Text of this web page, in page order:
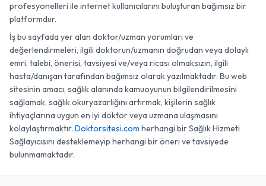
profesyonelleri ile internet kullanıcılarını buluşturan bağımsız bir
platformdur.
İş bu sayfada yer alan doktor/uzman yorumları ve
değerlendirmeleri, ilgili doktorun/uzmanın doğrudan veya dolaylı
emri, talebi, önerisi, tavsiyesi ve/veya ricası olmaksızın, ilgili
hasta/danışan tarafından bağımsız olarak yazılmaktadır. Bu web
sitesinin amacı, sağlık alanında kamuoyunun bilgilendirilmesini
sağlamak, sağlık okuryazarlığını artırmak, kişilerin sağlık
ihtiyaçlarına uygun en iyi doktor veya uzmana ulaşmasını
kolaylaştırmaktır. Doktorsitesi.com herhangi bir Sağlık Hizmeti
Sağlayıcısını desteklemeyip herhangi bir öneri ve tavsiyede
bulunmamaktadır.